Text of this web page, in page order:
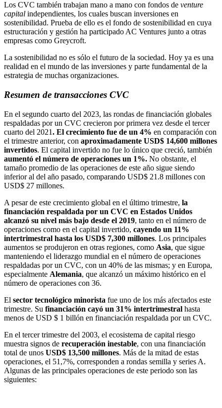
Los CVC también trabajan mano a mano con fondos de venture
capital independientes, los cuales buscan inversiones en
sostenibilidad. Prueba de ello es el fondo de sostenibilidad en cuya
estructuración y gestión ha participado AC Ventures junto a otras
empresas como Greycroft.
La sostenibilidad no es sólo el futuro de la sociedad. Hoy ya es una
realidad en el mundo de las inversiones y parte fundamental de la
estrategia de muchas organizaciones.
Resumen de transacciones CVC
En el segundo cuarto del 2023, las rondas de financiación globales
respaldadas por un CVC crecieron por primera vez desde el tercer
cuarto del 2021. El crecimiento fue de un 4% en comparación con
el trimestre anterior, con aproximadamente USD$ 14,600 millones
invertidos. El capital invertido no fue lo único que creció, también
aumentó el número de operaciones un 1%. No obstante, el
tamaño promedio de las operaciones de este año sigue siendo
inferior al del año pasado, comparando USD$ 21.8 millones con
USD$ 27 millones.
A pesar de este crecimiento global en el último trimestre, la
financiación respaldada por un CVC en Estados Unidos
alcanzó su nivel más bajo desde el 2019, tanto en el número de
operaciones como en el capital invertido, cayendo un 11%
intertrimestral hasta los USD$ 7,300 millones. Los principales
aumentos se produjeron en otras regiones, como Asia, que sigue
manteniendo el liderazgo mundial en el número de operaciones
respaldadas por un CVC, con un 40% de las mismas; y en Europa,
especialmente Alemania, que alcanzó un máximo histórico en el
número de operaciones con 36.
El sector tecnológico minorista fue uno de los más afectados este
trimestre. Su financiación cayó un 31% intertrimestral hasta
menos de USD $ 1 billón en financiación respaldada por un CVC.
En el tercer trimestre del 2003, el ecosistema de capital riesgo
muestra signos de recuperación inestable, con una financiación
total de unos USD$ 13,500 millones. Más de la mitad de estas
operaciones, el 51,7%, corresponden a rondas semilla y series A.
Algunas de las principales operaciones de este periodo son las
siguientes: